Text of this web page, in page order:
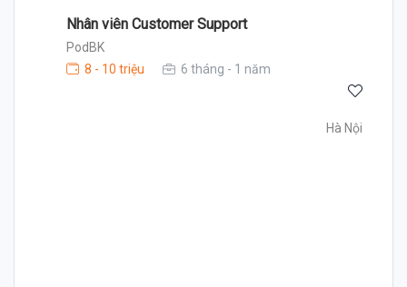
Nhân viên Customer Support
PodBK
8 - 10 triệu
6 tháng - 1 năm
Hà Nội